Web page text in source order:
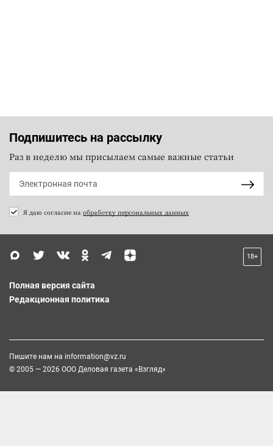
Подпишитесь на рассылку
Раз в неделю мы присылаем самые важные статьи
Я даю согласие на обработку персональных данных
18+
Полная версия сайта
Редакционная политика
Пишите нам на information@vz.ru
© 2005 — 2026 ООО Деловая газета «Взгляд»